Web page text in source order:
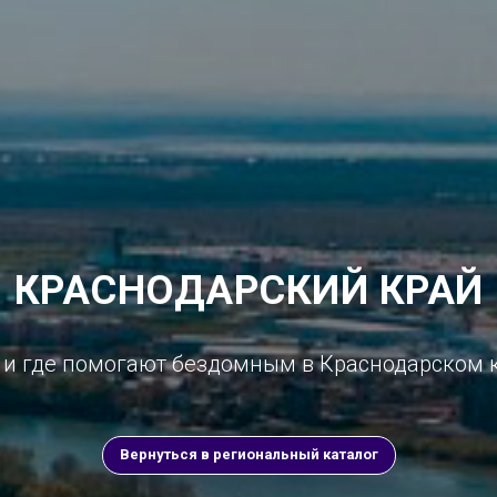
КРАСНОДАРСКИЙ КРАЙ
где помогают бездомным в Краснодарском
Вернуться в региональный каталог